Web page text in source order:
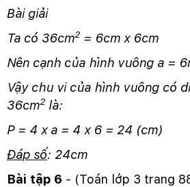
Bài giải
Ta có 36cm2 = 6cm x 6cm
Nên cạnh của hình vuông a =
Vậy chu vi của hình vuông có
36cm2 là:
P = 4 x a = 4 x 6 = 24 (cm)
Đáp số: 24cm
Bài tập 6 - (Toán lớp 3 trang